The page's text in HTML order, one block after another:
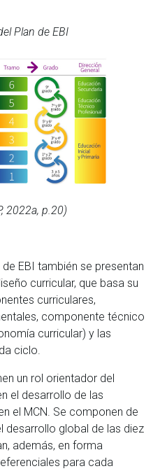
Plan de EBI
2022a, p.20)
EBI también se presentan
curricular, que basa su
curriculares,
componente técnico
curricular) y las
ciclo.
un rol orientador del
el desarrollo de las
el MCN. Se componen de
desarrollo global de las diez
además, en forma
para cada